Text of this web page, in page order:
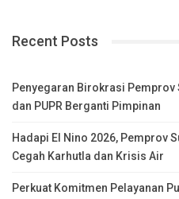
Recent Posts
Penyegaran Birokrasi Pemprov
dan PUPR Berganti Pimpinan
Hadapi El Nino 2026, Pemprov
Cegah Karhutla dan Krisis Air
Perkuat Komitmen Pelayanan